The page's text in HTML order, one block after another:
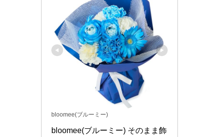
bloomee(ブルーミー)
bloomee(ブルーミー) そのまま飾